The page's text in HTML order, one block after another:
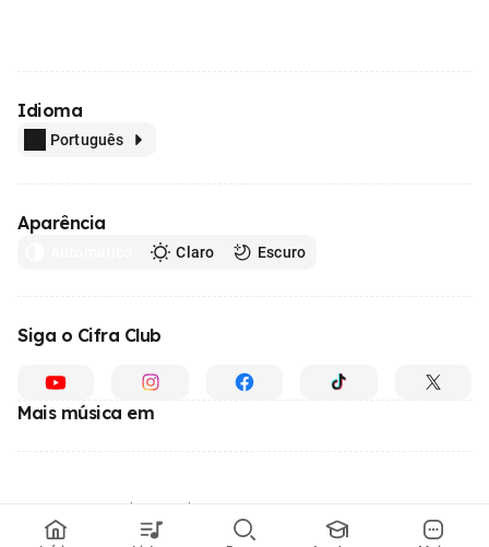
Idioma
Português
Aparência
Claro Escuro
Siga o Cifra Club
Mais música em
© 1996 - 2026, o maior site de ensino de música do Brasil